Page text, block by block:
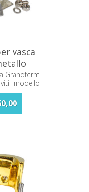
vasca
tango
Grandform
modello